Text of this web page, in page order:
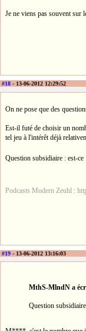
Je ne viens pas souvent sur
#18 - 13-06-2012 12:29:52
On ne pose que des
Est-il futé de choisir un
tel jeu à l'intérêt déjà
Question subsidiaire : est-
Podcasts Modern Zeuhl :
#19 - 13-06-2012 13:16:03
MthS-MlndN a
Question